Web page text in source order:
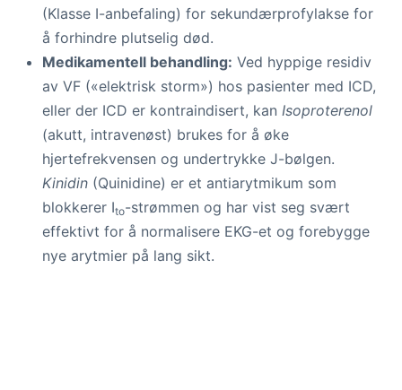
(Klasse I-anbefaling) for sekundærprofylakse for
å forhindre plutselig død.
Medikamentell behandling: Ved hyppige residiv
av VF («elektrisk storm») hos pasienter med ICD,
eller der ICD er kontraindisert, kan Isoproterenol
(akutt, intravenøst) brukes for å øke
hjertefrekvensen og undertrykke J-bølgen.
Kinidin (Quinidine) er et antiarytmikum som
blokkerer Ito-strømmen og har vist seg svært
effektivt for å normalisere EKG-et og forebygge
nye arytmier på lang sikt.